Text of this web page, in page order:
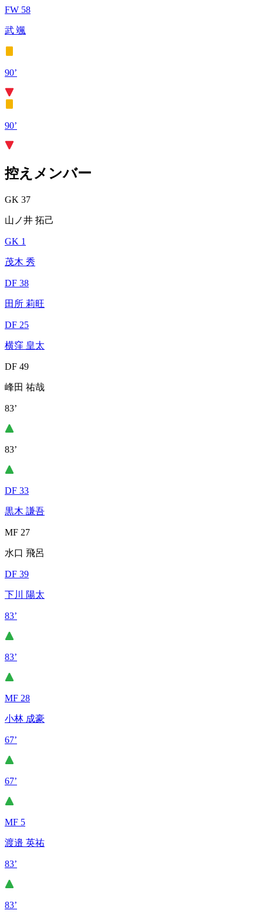
FW 58
武 颯
90’
90’
控えメンバー
GK 37
山ノ井 拓己
GK 1
茂木 秀
DF 38
田所 莉旺
DF 25
横窪 皇太
DF 49
峰田 祐哉
83’
83’
DF 33
黒木 謙吾
MF 27
水口 飛呂
DF 39
下川 陽太
83’
83’
MF 28
小林 成豪
67’
67’
MF 5
渡邉 英祐
83’
83’